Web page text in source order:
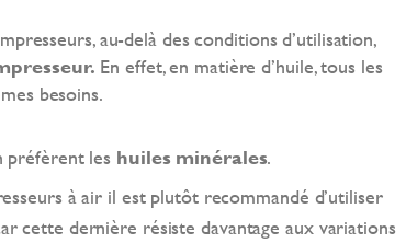
au-delà des conditions d’utilisation,
En effet, en matière d’huile, tous les
besoins.
préfèrent les huiles minérales.
à air il est plutôt recommandé d’utiliser
cette dernière résiste davantage aux variations